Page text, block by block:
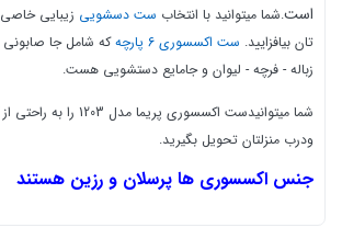
است.شما میتوانید با انتخاب ست دسشویی زیبایی
تان بیافزایید. ست اکسسوری 6 پارچه که شاملجا
زباله - فرچه - لیوان و جامایع دستشویی هست.
ودرب منزلتان تحویل بگیرید.
جنس اکسسوری ها پرسلان و رزین هستند